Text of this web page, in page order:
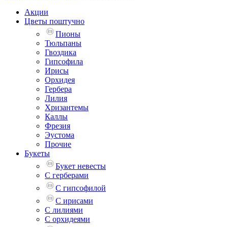
Акции
Цветы поштучно
Пионы
Тюльпаны
Гвоздика
Гипсофила
Ирисы
Орхидея
Гербера
Лилия
Хризантемы
Каллы
Фрезия
Эустома
Прочие
Букеты
Букет невесты
С герберами
С гипсофилой
С ирисами
С лилиями
С орхидеями